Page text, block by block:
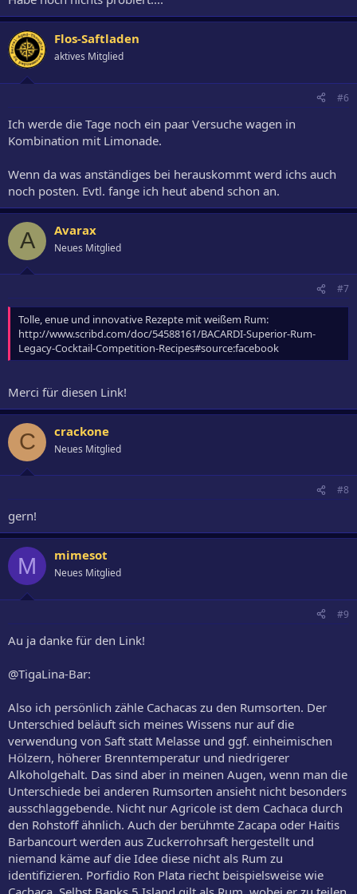
Flos-Saftladen
aktives Mitglied
#6
Ich werde die Tage noch ein paar Versuche wagen in
Kombination mit Limonade.
Wenn da was anständiges bei herauskommt werd ichs auch
noch posten. Evtl. fange ich heut abend schon an.
A Avarax
Neues Mitglied
#7
Tolle, enue und innovative Rezepte mit weißem Rum:
http://www.scribd.com/doc/54588161/BACARDI-Superior-Rum-
Legacy-Cocktail-Competition-Recipes#source:facebook
Merci für diesen Link!
C crackone
Neues Mitglied
#8
gern!
M mimesot
Neues Mitglied
#9
Au ja danke für den Link!
@TigaLina-Bar:
Also ich persönlich zähle Cachacas zu den Rumsorten. Der
Unterschied beläuft sich meines Wissens nur auf die
verwendung von Saft statt Melasse und ggf. einheimischen
Hölzern, höherer Brenntemperatur und niedrigerer
Alkoholgehalt. Das sind aber in meinen Augen, wenn man die
Unterschiede bei anderen Rumsorten ansieht nicht besonders
ausschlaggebende. Nicht nur Agricole ist dem Cachaca durch
den Rohstoff ähnlich. Auch der berühmte Zacapa oder Haitis
Barbancourt werden aus Zuckerrohrsaft hergestellt und
niemand käme auf die Idee diese nicht als Rum zu
identifizieren. Porfidio Ron Plata riecht beispielsweise wie